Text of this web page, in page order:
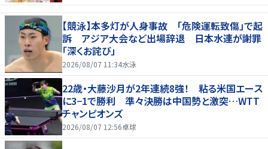
【競泳】本多灯が人身事故 「危険運転致傷」で起
訴 アジア大会など出場辞退 日本水連が謝罪
「深くお詫び」
2026/08/07 11:34水泳
22歳・大藤沙月が2年連続8強！ 粘る米国エース
に3−1で勝利 準々決勝は中国勢と激突…WTT
チャンピオンズ
2026/08/07 12:56卓球